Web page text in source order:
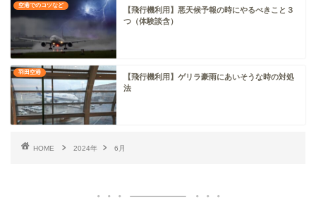
空港でのコツなど
【飛行機利用】悪天候予報の時にやるべきこと３
つ（体験談含）
羽田空港
【飛行機利用】ゲリラ豪雨にあいそうな時の対処
法
HOME 2024年 6月